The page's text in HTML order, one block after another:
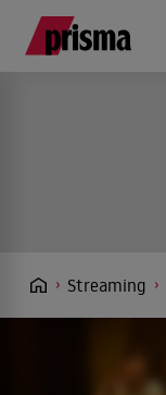
Streaming